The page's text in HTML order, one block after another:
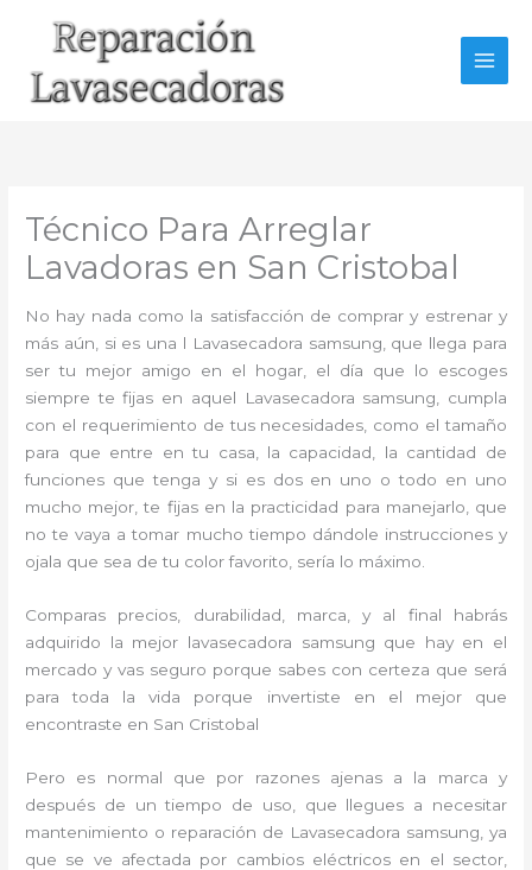
Técnico Para Arreglar
Lavadoras en San Cristobal
No hay nada como la satisfacción de comprar y estrenar y
más aún, si es una l Lavasecadora samsung, que llega para
ser tu mejor amigo en el hogar, el día que lo escoges
siempre te fijas en aquel Lavasecadora samsung, cumpla
con el requerimiento de tus necesidades, como el tamaño
para que entre en tu casa, la capacidad, la cantidad de
funciones que tenga y si es dos en uno o todo en uno
mucho mejor, te fijas en la practicidad para manejarlo, que
no te vaya a tomar mucho tiempo dándole instrucciones y
ojala que sea de tu color favorito, sería lo máximo.
Comparas precios, durabilidad, marca, y al final habrás
adquirido la mejor lavasecadora samsung que hay en el
mercado y vas seguro porque sabes con certeza que será
para toda la vida porque invertiste en el mejor que
encontraste en San Cristobal
Pero es normal que por razones ajenas a la marca y
después de un tiempo de uso, que llegues a necesitar
mantenimiento o reparación de Lavasecadora samsung, ya
que se ve afectada por cambios eléctricos en el sector,